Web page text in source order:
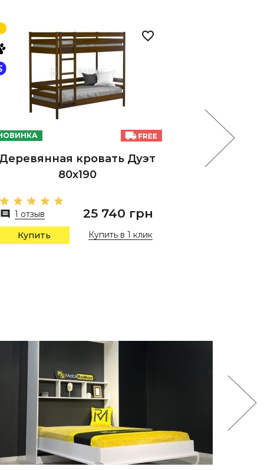
кровать Дуэт
80х190
1 отзыв 25 740 грн
Купить Купить в 1 клик
НОВИНКА